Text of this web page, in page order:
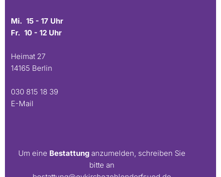
Mi. 15 - 17 Uhr
Fr. 10 - 12 Uhr
Heimat 27
14165 Berlin
030 815 18 39
E-Mail
Um eine Bestattung anzumelden, schreiben Sie
bitte an